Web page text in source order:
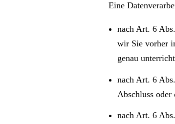
Eine
nach Art. 6
wir Sie vorher
genau
nach Art. 6
Abschluss
nach Art. 6